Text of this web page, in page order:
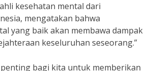
kesehatan mental dari
mengatakan bahwa
yang baik akan membawa dampak
keseluruhan seseorang.”
bagi kita untuk memberikan